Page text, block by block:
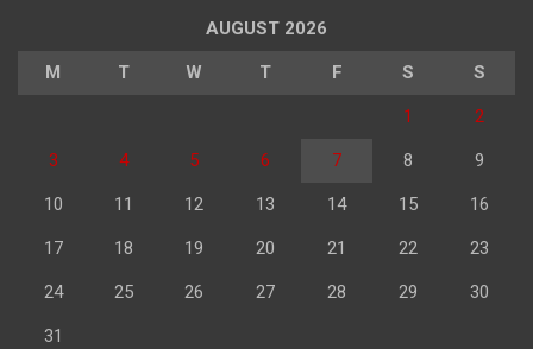
AUGUST 2026
M T W T F S S
1 2
3 4 5 6 7 8 9
10 11 12 13 14 15 16
17 18 19 20 21 22 23
24 25 26 27 28 29 30
31